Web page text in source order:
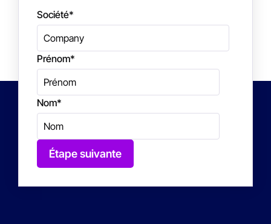
Société*
Prénom*
Nom*
Étape suivante